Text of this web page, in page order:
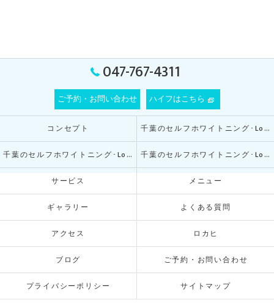
047-767-4311
ご予約・お問い合わせ ハイフはこちら
コンセプト 千葉のセルフホワイトニング･Lokahiの口コミ情報
千葉のセルフホワイトニング･Lokahiの評判 千葉のセルフホワイトニング･Lokahiのお客様の声
サービス メニュー
ギャラリー よくある質問
アクセス ロカヒ
ブログ ご予約・お問い合わせ
プライバシーポリシー サイトマップ